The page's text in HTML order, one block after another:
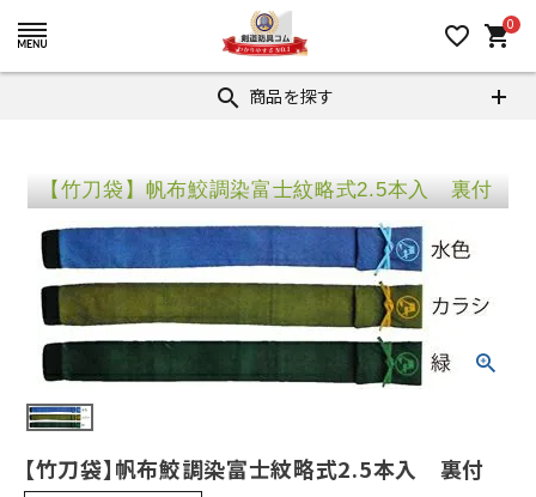
favorite_border 0
shopping_cart
search 商品を探す
【竹刀袋】帆布鮫調染富士紋略式2.5本入 裏付
【竹刀袋】帆布鮫調染富士紋略式2.5本入 裏付